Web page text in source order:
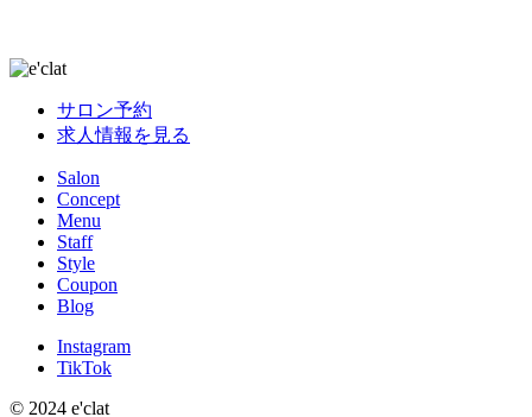
サロン予約
求人情報を見る
Salon
Concept
Menu
Staff
Style
Coupon
Blog
Instagram
TikTok
© 2024 e'clat